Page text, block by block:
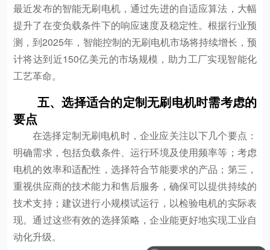
最近发布的智能无刷电机，通过先进的自适应算法，大幅
提升了在变负载条件下的响应速度及稳定性。根据行业预
测，到2025年，智能控制的无刷电机市场将持续增长，预
计将达到近150亿美元的市场规模，助力工厂实现智能化
工艺革命。
五、选择适合的定制无刷电机时需考虑的
要点
在选择定制无刷电机时，企业应关注以下几个要点：
明确需求，包括负载条件、运行环境及使用频率等；考虑
电机的效率和适配性，选择符合节能要求的产品；第三，
重视供应商的技术能力和售后服务，确保可以提供持续的
技术支持；建议进行小规模试运行，以检验电机的实际表
现。通过这些有效的选择策略，企业能更好地实现工业自
动化升级。